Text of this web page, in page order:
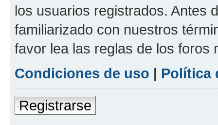
los usuarios registrados. Antes
familiarizado con nuestros
favor lea las reglas de los foros
Condiciones de uso | Política
Registrarse